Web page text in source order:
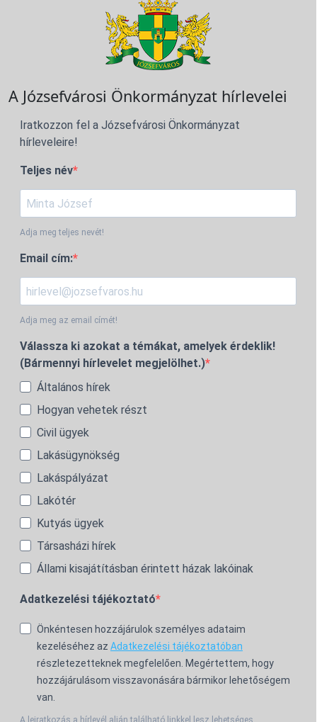
A Józsefvárosi Önkormányzat hírlevelei
Iratkozzon fel a Józsefvárosi Önkormányzat
hírleveleire!
Teljes név
Adja meg teljes nevét!
Email cím:
Adja meg az email címét!
Válassza ki azokat a témákat, amelyek érdeklik!
(Bármennyi hírlevelet megjelölhet.)
Általános hírek
Hogyan vehetek részt
Civil ügyek
Lakásügynökség
Lakáspályázat
Lakótér
Kutyás ügyek
Társasházi hírek
Állami kisajátításban érintett házak lakóinak
Adatkezelési tájékoztató
Önkéntesen hozzájárulok személyes adataim
kezeléséhez az Adatkezelési tájékoztatóban
részletezetteknek megfelelően. Megértettem, hogy
hozzájárulásom visszavonására bármikor lehetőségem
van.
A leiratkozás a hírlevél alján található linkkel lesz lehetséges.